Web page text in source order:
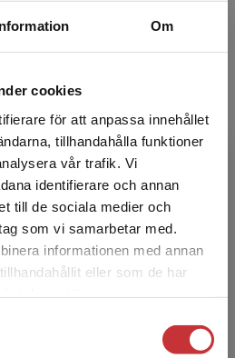
Om
cookies
för att anpassa innehållet
tillhandahålla funktioner
vår trafik. Vi
identifierare och annan
till de sociala medier och
som vi samarbetar med.
informationen med annan
eller som de har
fraktregion
besöker
en enhet utanför Sverige.
utanför Sverige. För
köp måste
har erfarenhet som
Pettersson
Pettersson är
Latins gymnasium i
...